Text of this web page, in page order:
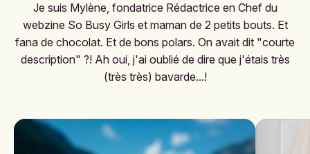
Je suis Mylène, fondatrice Rédactrice en Chef du
webzine So Busy Girls et maman de 2 petits bouts. Et
fana de chocolat. Et de bons polars. On avait dit "courte
description" ?! Ah oui, j'ai oublié de dire que j'étais très
(très très) bavarde...!